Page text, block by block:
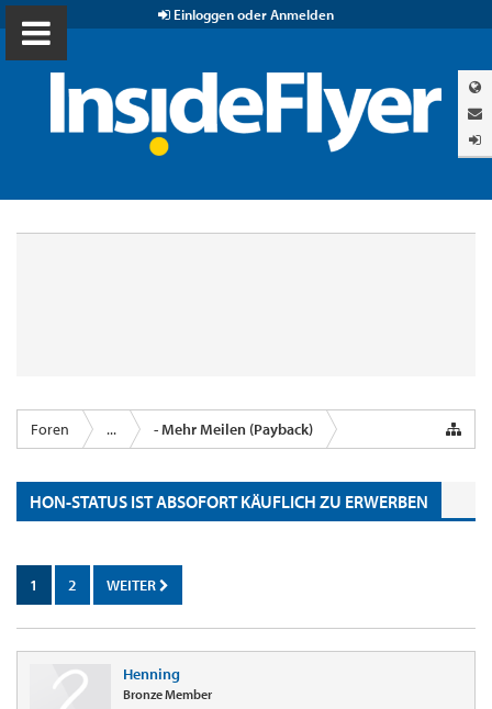
Einloggen oder Anmelden
Foren ... - Mehr Meilen (Payback)
HON-STATUS IST ABSOFORT KÄUFLICH ZU ERWERBEN
1 2 WEITER
Henning
Bronze Member